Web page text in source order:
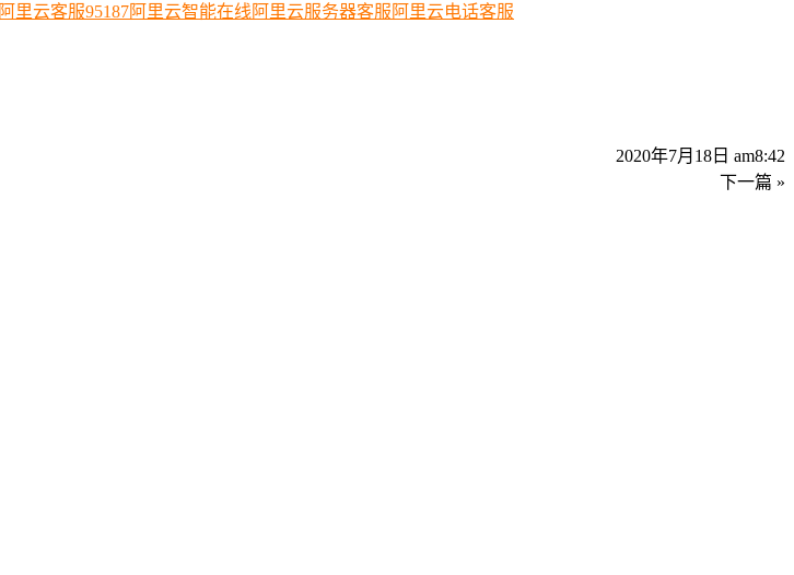
阿里云客服95187阿里云智能在线 阿里云服务器客服 阿里云电话客服
2020年7月18日 am8:42
下一篇 »